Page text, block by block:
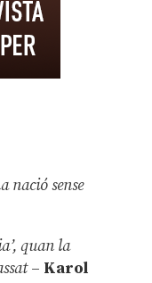
nació sense
quan la
– Karol